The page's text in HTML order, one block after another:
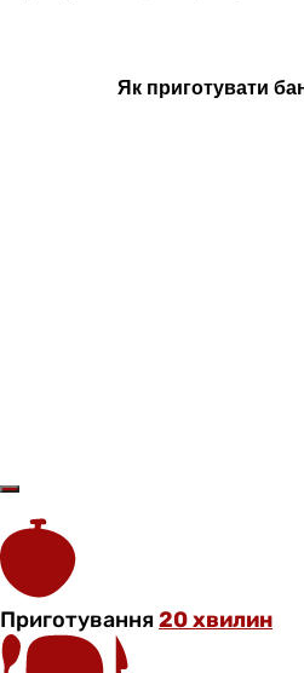
Як приготувати
Приготування20 хвилин